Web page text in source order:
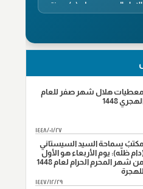
الحسن بن علي (ع) ، سنة
الجليل عمار بن
، سنة(38هـ)"
بن ابي بكر ،سنة(38هـ)"
علي بن موسى الرضا (ع)،
من آل بيت النبي (ص) أرض
معطيات هلال شهر صفر للعام
1448
١٤٤٨/٠١/٢٧
مكتبُ سماحة السيد السيستاني
ظلّه): يوم الأربعاء هو الأول
من شهر المحرم الحرام لعام 1448
للهجرة
١٤٤٧/١٢/٢٩